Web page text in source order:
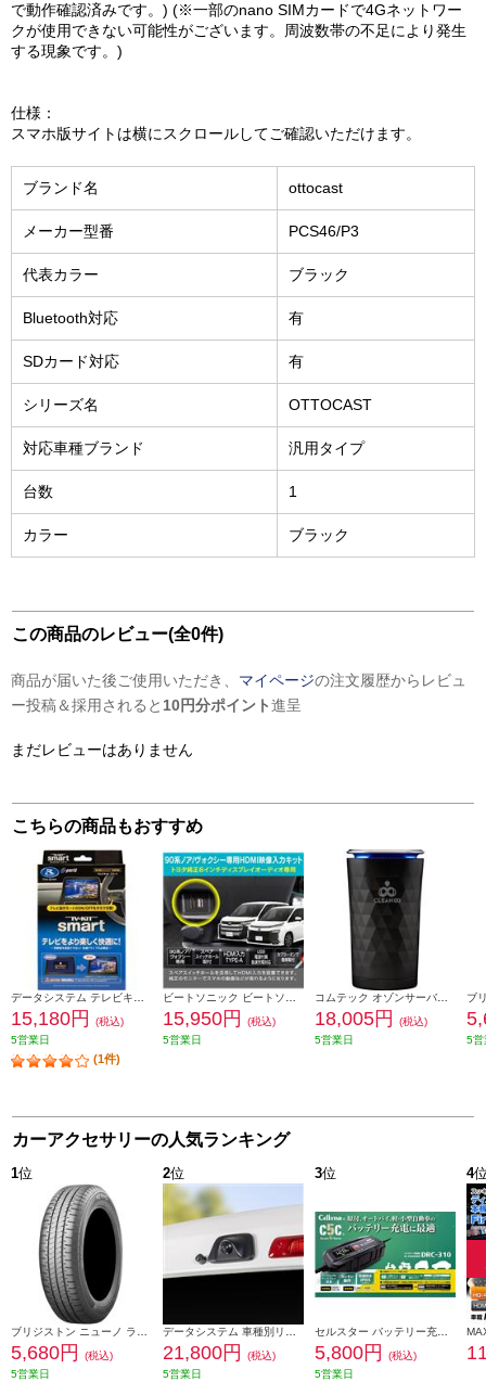
で動作確認済みです。) (※一部のnano SIMカードで4Gネットワー
クが使用できない可能性がございます。周波数帯の不足により発生
する現象です。)
仕様：
スマホ版サイトは横にスクロールしてご確認いただけます。
ブランド名 ottocast
メーカー型番 PCS46/P3
代表カラー ブラック
Bluetooth対応 有
SDカード対応 有
シリーズ名 OTTOCAST
対応車種ブランド 汎用タイプ
台数 1
カラー ブラック
この商品のレビュー(全0件)
商品が届いた後ご使用いただき、 マイページの注文履歴からレビュ
ー投稿＆採用されると 10円分ポイント進呈
まだレビューはありません
こちらの商品もおすすめ
15,180円
(税込)
5営業日
(1件)
15,950円
(税込)
5営業日
18,005円
(税込)
5営業日
5営
カーアクセサリーの人気ランキング
1位
5,680円
(税込)
5営業日
2位
21,800円
(税込)
5営業日
3位
5,800円
(税込)
5営業日
4